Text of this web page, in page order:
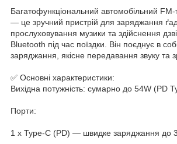
Багатофункціональний автомобільний FM-
— це зручний пристрій для заряджання
прослуховування музики та здійснення
Bluetooth під час поїздки. Він поєднує в
заряджання, якісне передавання звуку та
✅ Основні характеристики:
Вихідна потужність: сумарно до 54W (PD
Порти:
1 x Type-C (PD) — швидке заряджання до